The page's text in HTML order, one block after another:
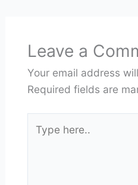
Leave a
Your email address
Required fields are
here..